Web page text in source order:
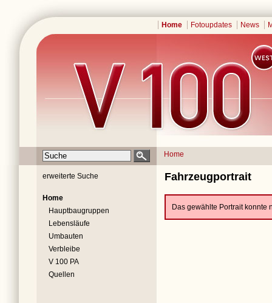
Home Fotoupdates News
Home
erweiterte Suche
Home
Hauptbaugruppen
Lebensläufe
Umbauten
Verbleibe
V 100 PA
Quellen
Fahrzeugportrait
Das gewählte Portrait konnte